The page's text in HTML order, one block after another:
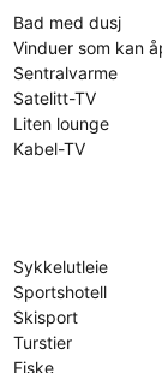
Bad med dusj
Vinduer som kan
Sentralvarme
Satelitt-TV
Liten lounge
Kabel-TV
Sykkelutleie
Sportshotell
Skisport
Turstier
Fiske